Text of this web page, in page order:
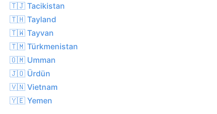
🇹🇯 Tacikistan
🇹🇭 Tayland
🇹🇼 Tayvan
🇹🇲 Türkmenistan
🇴🇲 Umman
🇯🇴 Ürdün
🇻🇳 Vietnam
🇾🇪 Yemen